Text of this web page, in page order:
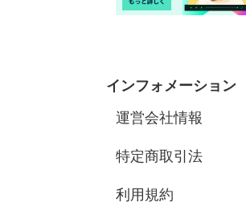
インフォメーション
運営会社情報
特定商取引法
利用規約